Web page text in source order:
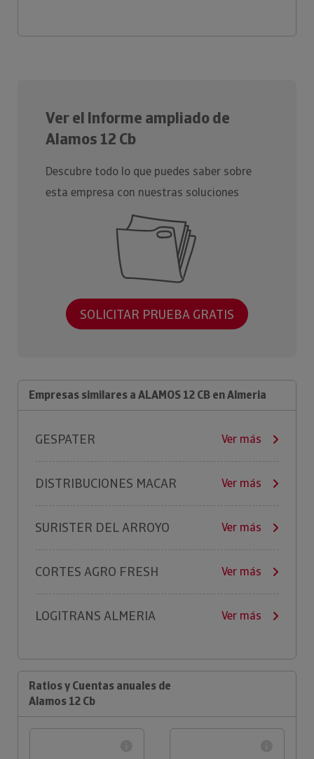
Ver el Informe ampliado de
Alamos 12 Cb
Descubre todo lo que puedes saber sobre
esta empresa con nuestras soluciones
SOLICITAR PRUEBA GRATIS
Empresas similares a ALAMOS 12 CB en Almeria
GESPATER Ver más
DISTRIBUCIONES MACAR Ver más
SURISTER DEL ARROYO Ver más
CORTES AGRO FRESH Ver más
LOGITRANS ALMERIA Ver más
Ratios y Cuentas anuales de
Alamos 12 Cb